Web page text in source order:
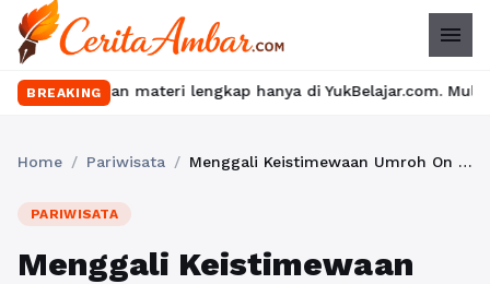
menu
BREAKING
materi lengkap hanya di YukBelajar.com. Mulai langkah
Home / Pariwisata / Menggali Keistimewaan Umroh On Budget, Biaya Umroh Paling Ekonomis
PARIWISATA
Menggali Keistimewaan